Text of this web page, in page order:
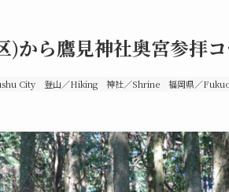
から鷹見神社奥宮参拝
City 登山／Hiking 神社／Shrine 福岡県／